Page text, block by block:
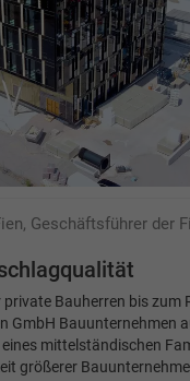
Geschäftsführer der
Bauherren bis zum
GmbH Bauunternehmen
mittelständischen
größerer